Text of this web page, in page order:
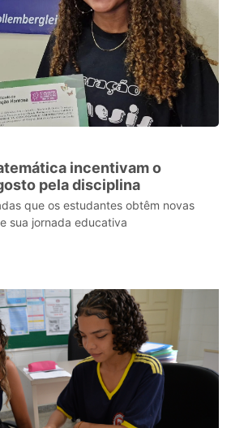
incentivam o
pela disciplina
que os estudantes obtêm novas
sua jornada educativa